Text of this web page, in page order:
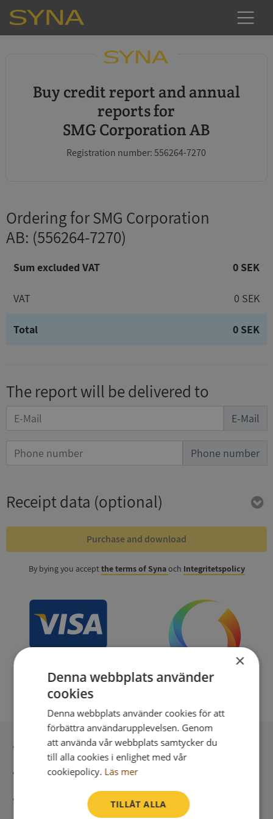
Buy credit report and annual
reports for
SMG Corporation AB
Registration number: 556264-7270
Ordering for SMG Corporation
AB: (556264-7270)
Sum excluded VAT 0 SEK
VAT 0 SEK
Total 0 SEK
The report will be delivered to
E-Mail
Phone number
Receipt data (optional)
Purchase and download
By bying you acceptthe terms of Synaoch Integritetspolicy
Secure payment with stripe
Direct digital delivery
Syna - Credit reports since 1947
×
Denna webbplats använder
cookies
Denna webbplats använder cookies för att
förbättra användarupplevelsen. Genom
att använda vår webbplats samtycker du
till alla cookies i enlighet med vår
cookiepolicy. Läs mer
TILLÅT ALLA